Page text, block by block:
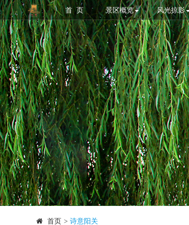
首 页 景区概览 风光掠影
首页 > 诗意阳关